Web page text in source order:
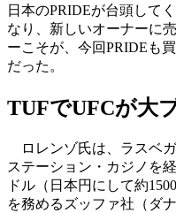
日本のPRIDEが台頭して
なり、新しいオーナーに
ーこそが、今回PRIDEも
だった。
TUFでUFCが大
ロレンゾ氏は、ラスベ
ステーション・カジノを
ドル（日本円にして約
を務めるズッファ社（ダ